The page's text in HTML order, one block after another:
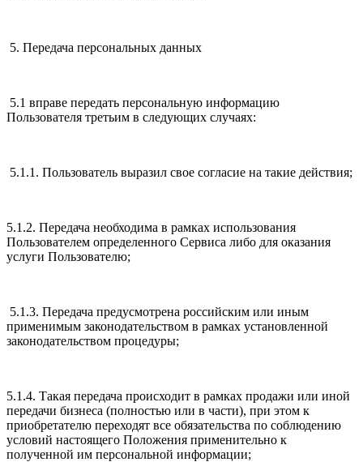
5. Передача персональных данных
5.1 вправе передать персональную информацию
Пользователя третьим в следующих случаях:
5.1.1. Пользователь выразил свое согласие на такие действия;
5.1.2. Передача необходима в рамках использования
Пользователем определенного Сервиса либо для оказания
услуги Пользователю;
5.1.3. Передача предусмотрена российским или иным
применимым законодательством в рамках установленной
законодательством процедуры;
5.1.4. Такая передача происходит в рамках продажи или иной
передачи бизнеса (полностью или в части), при этом к
приобретателю переходят все обязательства по соблюдению
условий настоящего Положения применительно к
полученной им персональной информации;